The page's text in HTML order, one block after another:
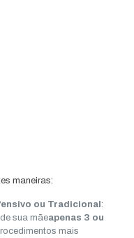
maneiras:
ou Tradicional:
sua mãeapenas 3 ou
mais